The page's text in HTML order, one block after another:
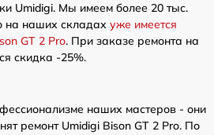
Umidigi. Мы имеем более 20 тыс.
на наших складах уже имеется
GT 2 Pro. При заказе ремонта на
скидка -25%.
наших мастеров - они
ремонт Umidigi Bison GT 2 Pro. По